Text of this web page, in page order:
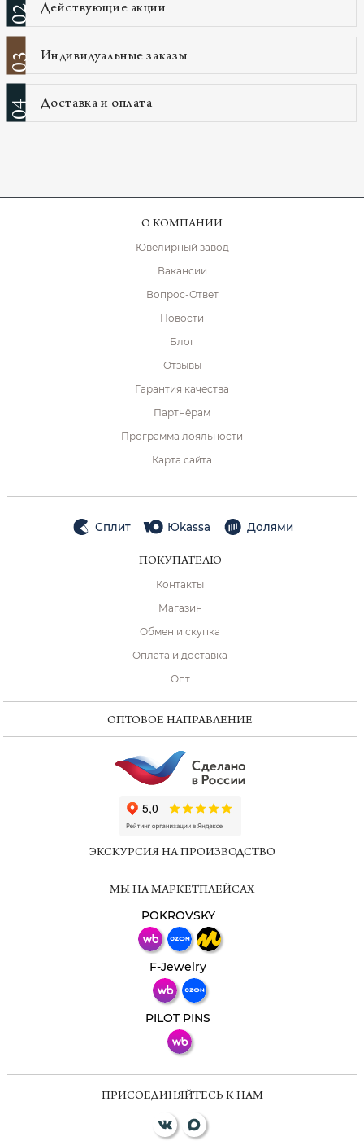
02 Действующие акции
03 Индивидуальные заказы
04 Доставка и оплата
О КОМПАНИИ
Ювелирный завод
Вакансии
Вопрос-Ответ
Новости
Блог
Отзывы
Гарантия качества
Партнёрам
Программа лояльности
Карта сайта
Сплит Юkassa Долями
ПОКУПАТЕЛЮ
Контакты
Магазин
Обмен и скупка
Оплата и доставка
Опт
ОПТОВОЕ НАПРАВЛЕНИЕ
ЭКСКУРСИЯ НА ПРОИЗВОДСТВО
МЫ НА МАРКЕТПЛЕЙСАХ
POKROVSKY
F-Jewelry
PILOT PINS
ПРИСОЕДИНЯЙТЕСЬ К НАМ